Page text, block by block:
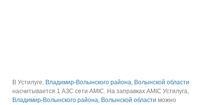
В Устилуге, Владимир-Волынского района, Волынской области
насчитывается 1 АЗС сети AMIC. На заправках AMIC Устилуга,
Владимир-Волынского района, Волынской области можно